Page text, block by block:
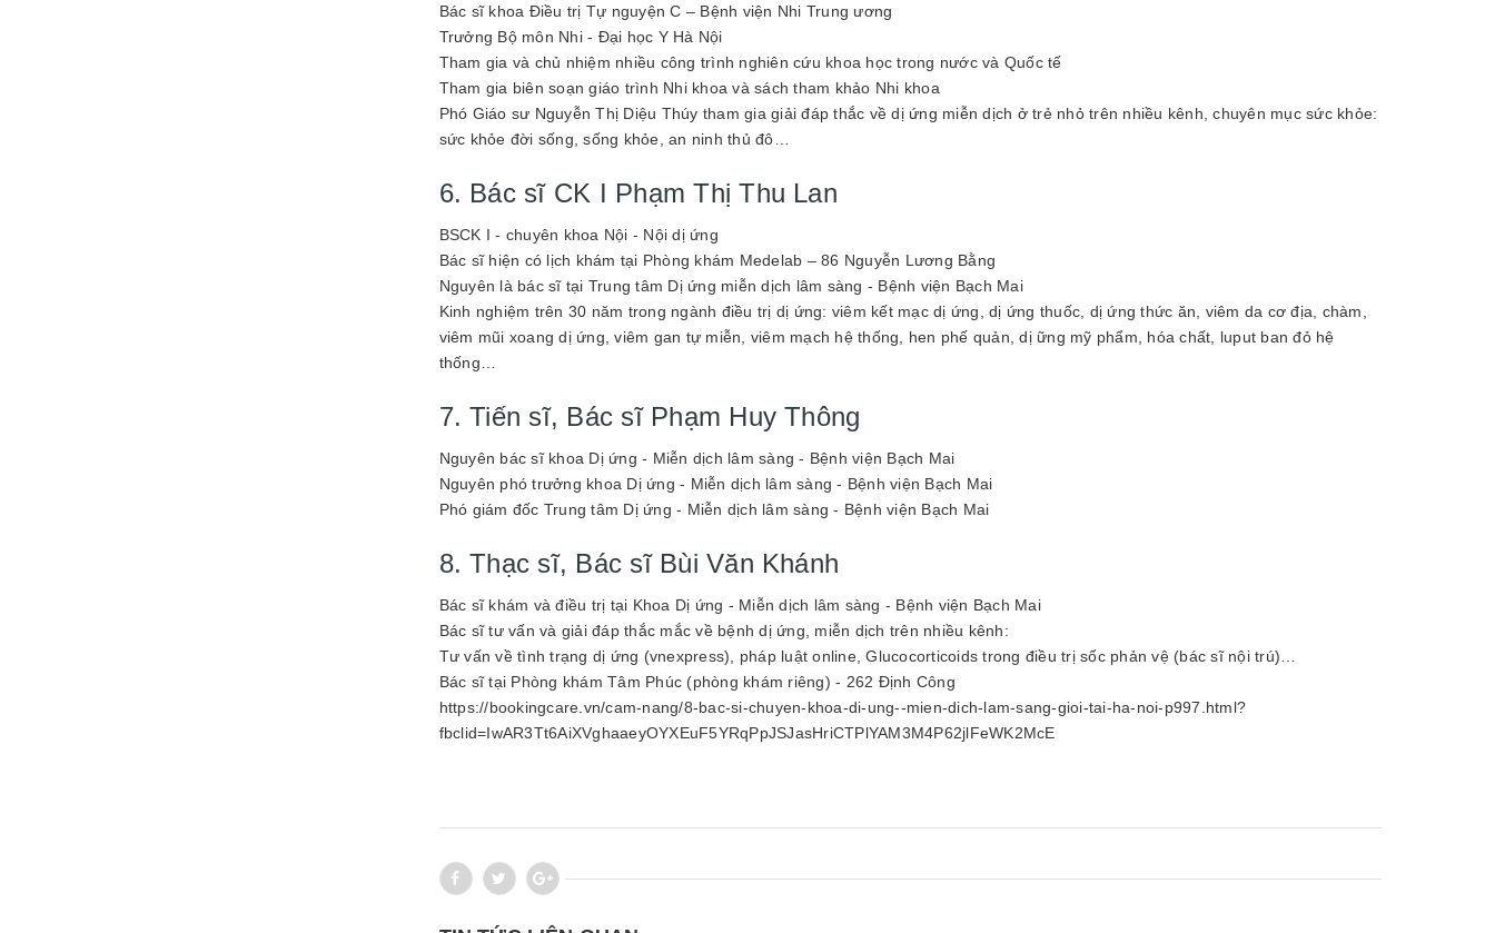
Bác sĩ khoa Điều trị Tự nguyện C – Bệnh viện Nhi Trung ương
Trưởng Bộ môn Nhi - Đại học Y Hà Nội
Tham gia và chủ nhiệm nhiều công trình nghiên cứu khoa học trong nước và Quốc tế
Tham gia biên soạn giáo trình Nhi khoa và sách tham khảo Nhi khoa
Phó Giáo sư Nguyễn Thị Diệu Thúy tham gia giải đáp thắc về dị ứng miễn dịch ở trẻ nhỏ trên nhiều kênh, chuyên mục sức khỏe:
sức khỏe đời sống, sống khỏe, an ninh thủ đô…
6. Bác sĩ CK I Phạm Thị Thu Lan
BSCK I - chuyên khoa Nội - Nội dị ứng
Bác sĩ hiện có lịch khám tại Phòng khám Medelab – 86 Nguyễn Lương Bằng
Nguyên là bác sĩ tại Trung tâm Dị ứng miễn dịch lâm sàng - Bệnh viện Bạch Mai
Kinh nghiệm trên 30 năm trong ngành điều trị dị ứng: viêm kết mạc dị ứng, dị ứng thuốc, dị ứng thức ăn, viêm da cơ địa, chàm,
viêm mũi xoang dị ứng, viêm gan tự miễn, viêm mạch hệ thống, hen phế quản, dị ững mỹ phẩm, hóa chất, luput ban đỏ hệ
thống…
7. Tiến sĩ, Bác sĩ Phạm Huy Thông
Nguyên bác sĩ khoa Dị ứng - Miễn dịch lâm sàng - Bệnh viện Bạch Mai
Nguyên phó trưởng khoa Dị ứng - Miễn dịch lâm sàng - Bệnh viện Bạch Mai
Phó giám đốc Trung tâm Dị ứng - Miễn dịch lâm sàng - Bệnh viện Bạch Mai
8. Thạc sĩ, Bác sĩ Bùi Văn Khánh
Bác sĩ khám và điều trị tại Khoa Dị ứng - Miễn dịch lâm sàng - Bệnh viện Bạch Mai
Bác sĩ tư vấn và giải đáp thắc mắc về bệnh dị ứng, miễn dịch trên nhiều kênh:
Tư vấn về tình trạng dị ứng (vnexpress), pháp luật online, Glucocorticoids trong điều trị sốc phản vệ (bác sĩ nội trú)…
Bác sĩ tại Phòng khám Tâm Phúc (phòng khám riêng) - 262 Định Công
https://bookingcare.vn/cam-nang/8-bac-si-chuyen-khoa-di-ung--mien-dich-lam-sang-gioi-tai-ha-noi-p997.html?
fbclid=IwAR3Tt6AiXVghaaeyOYXEuF5YRqPpJSJasHriCTPlYAM3M4P62jlFeWK2McE